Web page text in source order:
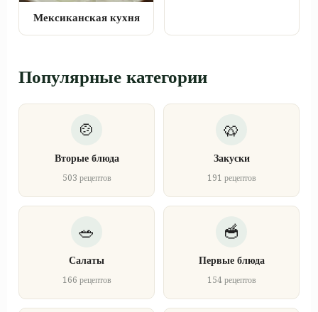
Мексиканская кухня
Популярные категории
Вторые блюда
503 рецептов
Закуски
191 рецептов
Салаты
166 рецептов
Первые блюда
154 рецептов